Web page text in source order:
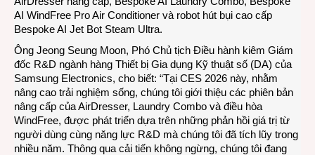
AI WindFree Pro Air Conditioner và robot hút bụi cao cấp
Bespoke AI Jet Bot Steam Ultra.
Ông Jeong Seung Moon, Phó Chủ tịch Điều hành kiêm Giám
đốc R&D ngành hàng Thiết bị Gia dụng Kỹ thuật số (DA) của
Samsung Electronics, cho biết: “Tại CES 2026 này, nhằm
nâng cao trải nghiệm sống, chúng tôi giới thiệu các phiên bản
nâng cấp của AirDresser, Laundry Combo và điều hòa
WindFree, được phát triển dựa trên những phản hồi giá trị từ
người dùng cùng năng lực R&D mà chúng tôi đã tích lũy trong
nhiều năm. Thông qua cải tiến không ngừng, chúng tôi đang